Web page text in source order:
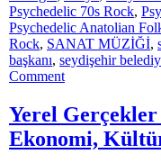
Psychedelic 70s Rock,
Psychedelic Anatolian
Rock, SANAT MÜZİĞİ,
başkanı, seydişehir
Commenton
Gerçekler
Seydişehir
38.
Yerel
Ekonomi,